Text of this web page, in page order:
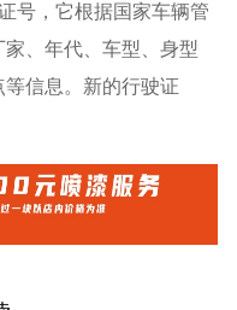
号，它根据国家车辆管
、年代、车型、身型
信息。新的行驶证